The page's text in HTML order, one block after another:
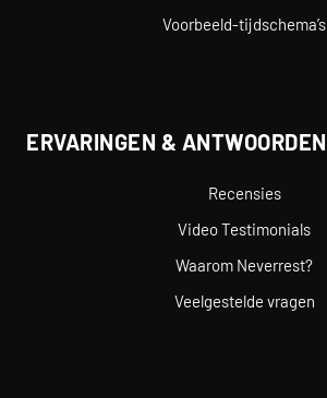
Voorbeeld-tijdschema’s
ERVARINGEN & ANTWOORDEN
Recensies
Video Testimonials
Waarom Neverrest?
Veelgestelde vragen